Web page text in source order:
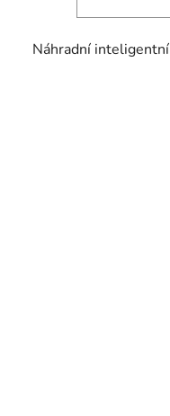
Náhradní